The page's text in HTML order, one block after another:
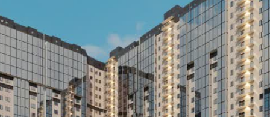
Контакты
г. Краснодар
8 (861) 945-12-
34